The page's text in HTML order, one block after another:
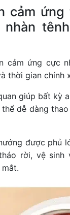
cảm ứng
nhàn
cảm ứng cực
thời gian chính
giúp bất kỳ
dễ dàng
được phủ
rời, vệ sinh